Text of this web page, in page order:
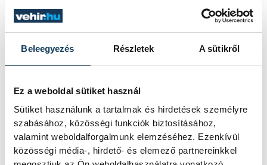
Beleegyezés Részletek A sütikről
Ez a weboldal sütiket használ
Sütiket használunk a tartalmak és hirdetések személyre
szabásához, közösségi funkciók biztosításához,
valamint weboldalforgalmunk elemzéséhez. Ezenkívül
közösségi média-, hirdető- és elemező partnereinkkel
RÉSZLETEK